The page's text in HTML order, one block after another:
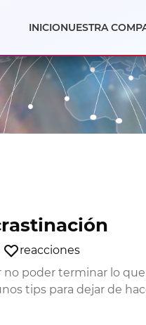
INICIONUESTRA
reacciones
poder terminar lo
tips para dejar de